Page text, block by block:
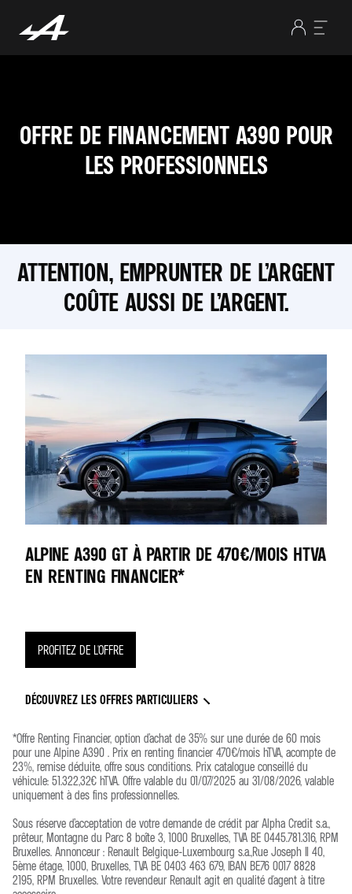
OFFRE DE FINANCEMENT A390 POUR
LES PROFESSIONNELS
ATTENTION, EMPRUNTER DE L’ARGENT
COÛTE AUSSI DE L’ARGENT.
ALPINE A390 GT À PARTIR DE 470€/MOIS HTVA
EN RENTING FINANCIER*
PROFITEZ DE L'OFFRE
DÉCOUVREZ LES OFFRES PARTICULIERS
*Offre Renting Financier, option d’achat de 35% sur une durée de 60 mois
pour une Alpine A390 . Prix en renting financier 470€/mois hTVA, acompte de
23%, remise déduite, offre sous conditions. Prix catalogue conseillé du
véhicule: 51.322,32€ hTVA. Offre valable du 01/07/2025 au 31/08/2026, valable
uniquement à des fins professionnelles.
Sous réserve d’acceptation de votre demande de crédit par Alpha Credit s.a.,
prêteur, Montagne du Parc 8 boîte 3, 1000 Bruxelles, TVA BE 0445.781.316, RPM
Bruxelles. Annonceur : Renault Belgique-Luxembourg s.a.,Rue Joseph II 40,
5ème étage, 1000, Bruxelles, TVA BE 0403 463 679, IBAN BE76 0017 8828
2195, RPM Bruxelles. Votre revendeur Renault agit en qualité d'agent à titre